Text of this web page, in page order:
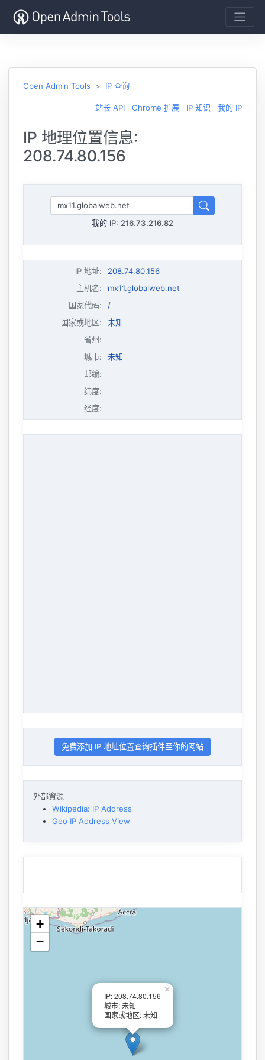
Open Admin Tools IP 查询
站长 API Chrome 扩展 IP 知识 我的 IP
IP 地理位置信息:
208.74.80.156
我的 IP: 216.73.216.82
IP 地址:
208.74.80.156
主机名:
mx11.globalweb.net
国家代码:
/
国家或地区:
未知
省州:
城市:
未知
邮编:
纬度:
经度:
免费添加 IP 地址位置查询插件至你的网站
外部資源
Wikipedia: IP Address
Geo IP Address View
IP: 208.74.80.156
城市: 未知
国家或地区: 未知
×
+
−